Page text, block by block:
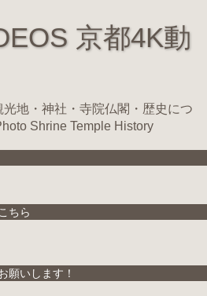
京都4K動
地・神社・寺院仏閣・歴史につ
Shrine Temple History
ちら
願いします！